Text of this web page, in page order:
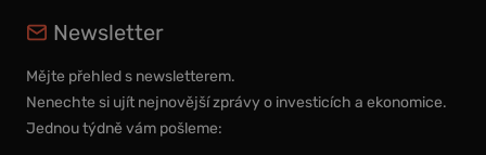
Newsletter
Mějte přehled s newsletterem.
Nenechte si ujít nejnovější zprávy o investicích a ekonomice.
Jednou týdně vám pošleme: